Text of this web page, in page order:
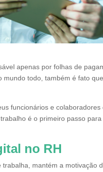
apenas por folhas de
todo, também é fato
funcionários e
é o primeiro passo
no RH
mantém a motivação